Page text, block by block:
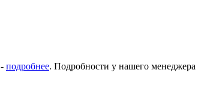
подробнее. Подробности у нашего менеджера